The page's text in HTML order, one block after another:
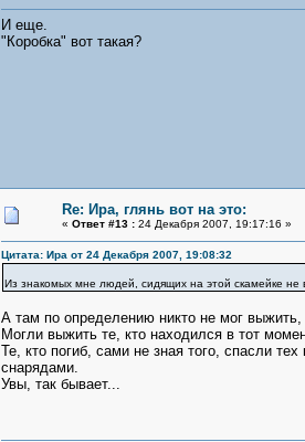
И еще.
"Коробка" вот такая?
Re: Ира, глянь вот на это:
« Ответ #13 : 24 Декабря 2007, 19:17:16 »
Цитата: Ира от 24 Декабря 2007, 19:08:32
Из знакомых мне людей, сидящих на этой скамейке не
А там по определению никто не мог
Могли выжить те, кто находился в тот
Те, кто погиб, сами не зная того, спасли
снарядами.
Увы, так бывает...